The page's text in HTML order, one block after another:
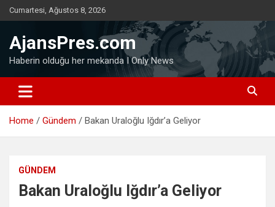
Skip
to
Cumartesi, Ağustos 8, 2026
AjansPres.com
Haberin olduğu her mekanda I Only News
Home Gündem Bakan Uraloğlu Iğdır’a Geliyor
GÜNDEM
Bakan Uraloğlu Iğdır’a Geliyor